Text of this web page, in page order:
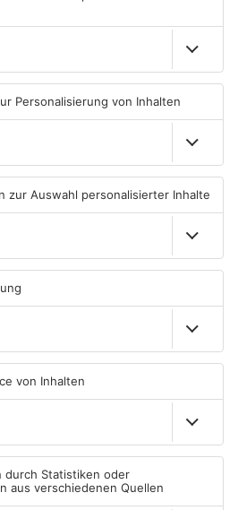
Igel verursacht
Polizeieinsatz in Mühlheimer
04.08.2026, 07:54 UHR IN KREIS
Unternehmensgründungen
04.08.2026, 06:41 UHR IN KREIS
OFFENBACH